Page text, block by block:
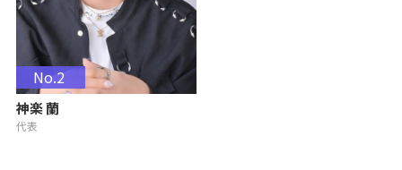
No.2
神楽 蘭
代表